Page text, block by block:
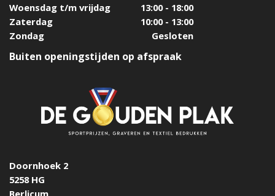
Woensdag t/m vrijdag
13:00 - 18:00
Zaterdag
10:00 - 13:00
Zondag
Gesloten
Buiten openingstijden op afspraak
Doornhoek 2
5258 HG